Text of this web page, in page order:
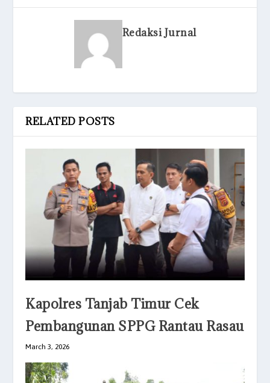
Redaksi Jurnal
RELATED POSTS
Kapolres Tanjab Timur Cek
Pembangunan SPPG Rantau Rasau
March 3, 2026